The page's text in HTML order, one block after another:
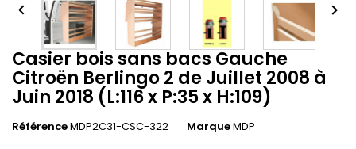
 
Casier bois sans bacs Gauche
Citroën Berlingo 2 de Juillet 2008 à
Juin 2018 (L:116 x P:35 x H:109)
RéférenceMDP2C31-CSC-322 MarqueMDP